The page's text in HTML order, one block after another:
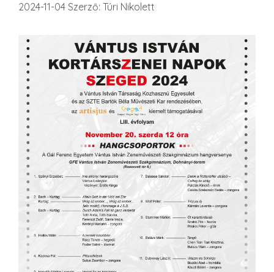
2024-11-04 Szerző: Túri Nikolett